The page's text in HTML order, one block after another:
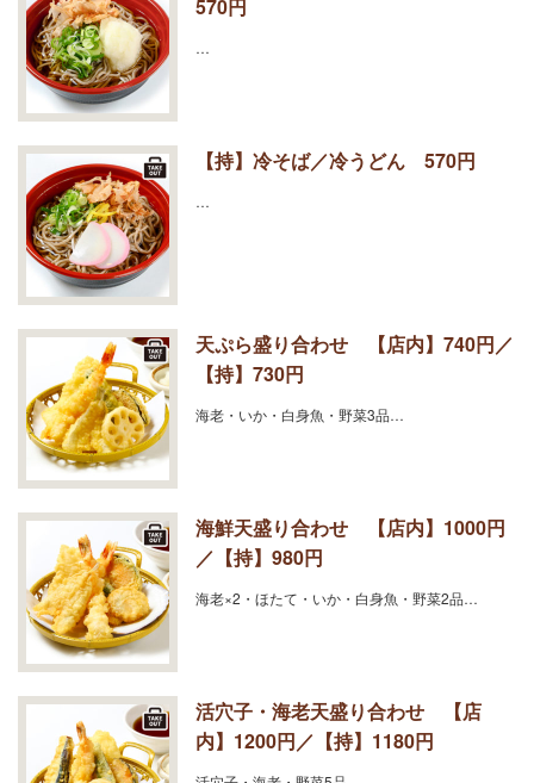
570円
…
【持】冷そば／冷うどん 570円
…
天ぷら盛り合わせ 【店内】740円／
【持】730円
海老・いか・白身魚・野菜3品…
海鮮天盛り合わせ 【店内】1000円
／【持】980円
海老×2・ほたて・いか・白身魚・野菜2品…
活穴子・海老天盛り合わせ 【店
内】1200円／【持】1180円